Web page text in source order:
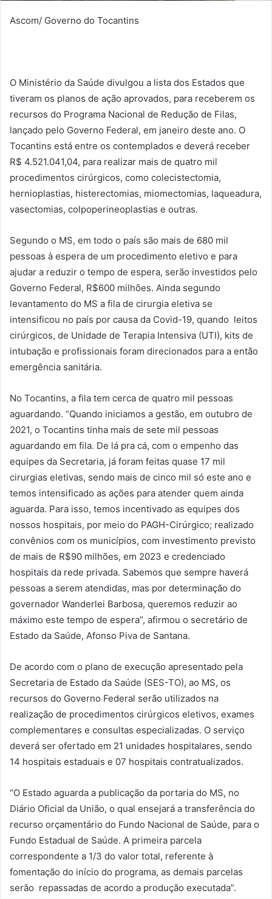
Ascom/ Governo do Tocantins
O Ministério da Saúde divulgou a lista dos Estados que
tiveram os planos de ação aprovados, para receberem os
recursos do Programa Nacional de Redução de Filas,
lançado pelo Governo Federal, em janeiro deste ano. O
Tocantins está entre os contemplados e deverá receber
R$ 4.521.041,04, para realizar mais de quatro mil
procedimentos cirúrgicos, como colecistectomia,
hernioplastias, histerectomias, miomectomias, laqueadura,
vasectomias, colpoperineoplastias e outras.
Segundo o MS, em todo o país são mais de 680 mil
pessoas à espera de um procedimento eletivo e para
ajudar a reduzir o tempo de espera, serão investidos pelo
Governo Federal, R$600 milhões. Ainda segundo
levantamento do MS a fila de cirurgia eletiva se
intensificou no país por causa da Covid-19, quando leitos
cirúrgicos, de Unidade de Terapia Intensiva (UTI), kits de
intubação e profissionais foram direcionados para a então
emergência sanitária.
No Tocantins, a fila tem cerca de quatro mil pessoas
aguardando. “Quando iniciamos a gestão, em outubro de
2021, o Tocantins tinha mais de sete mil pessoas
aguardando em fila. De lá pra cá, com o empenho das
equipes da Secretaria, já foram feitas quase 17 mil
cirurgias eletivas, sendo mais de cinco mil só este ano e
temos intensificado as ações para atender quem ainda
aguarda. Para isso, temos incentivado as equipes dos
nossos hospitais, por meio do PAGH-Cirúrgico; realizado
convênios com os municípios, com investimento previsto
de mais de R$90 milhões, em 2023 e credenciado
hospitais da rede privada. Sabemos que sempre haverá
pessoas a serem atendidas, mas por determinação do
governador Wanderlei Barbosa, queremos reduzir ao
máximo este tempo de espera”, afirmou o secretário de
Estado da Saúde, Afonso Piva de Santana.
De acordo com o plano de execução apresentado pela
Secretaria de Estado da Saúde (SES-TO), ao MS, os
recursos do Governo Federal serão utilizados na
realização de procedimentos cirúrgicos eletivos, exames
complementares e consultas especializadas. O serviço
deverá ser ofertado em 21 unidades hospitalares, sendo
14 hospitais estaduais e 07 hospitais contratualizados.
“O Estado aguarda a publicação da portaria do MS, no
Diário Oficial da União, o qual ensejará a transferência do
recurso orçamentário do Fundo Nacional de Saúde, para o
Fundo Estadual de Saúde. A primeira parcela
correspondente a 1/3 do valor total, referente à
fomentação do início do programa, as demais parcelas
serão repassadas de acordo a produção executada”.